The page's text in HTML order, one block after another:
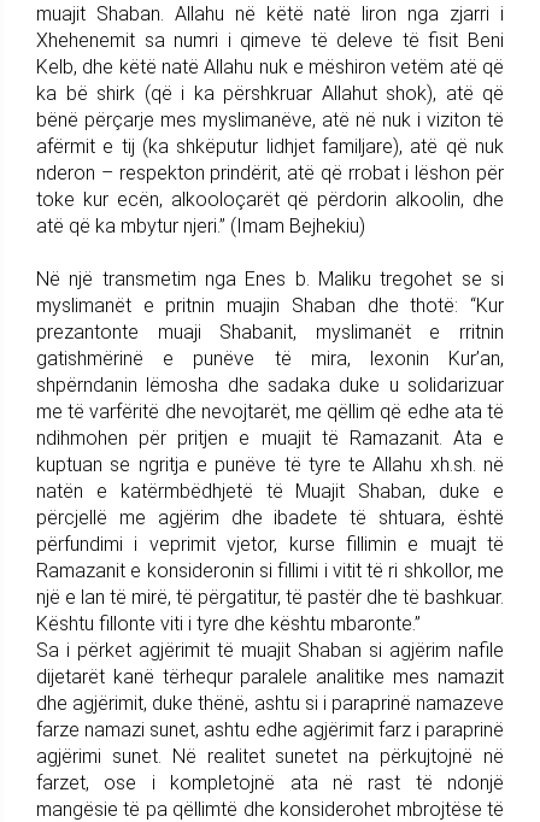
muajit Shaban. Allahu në këtë natë liron nga zjarri i
Xhehenemit sa numri i qimeve të deleve të fisit Beni
Kelb, dhe këtë natë Allahu nuk e mëshiron vetëm atë që
ka bë shirk (që i ka përshkruar Allahut shok), atë që
bënë përçarje mes myslimanëve, atë në nuk i viziton të
afërmit e tij (ka shkëputur lidhjet familjare), atë që nuk
nderon – respekton prindërit, atë që rrobat i lëshon për
toke kur ecën, alkooloçarët që përdorin alkoolin, dhe
atë që ka mbytur njeri.” (Imam Bejhekiu)
Në një transmetim nga Enes b. Maliku tregohet se si
myslimanët e pritnin muajin Shaban dhe thotë: “Kur
prezantonte muaji Shabanit, myslimanët e rritnin
gatishmërinë e punëve të mira, lexonin Kur’an,
shpërndanin lëmosha dhe sadaka duke u solidarizuar
me të varfëritë dhe nevojtarët, me qëllim që edhe ata të
ndihmohen për pritjen e muajit të Ramazanit. Ata e
kuptuan se ngritja e punëve të tyre te Allahu xh.sh. në
natën e katërmbëdhjetë të Muajit Shaban, duke e
përcjellë me agjërim dhe ibadete të shtuara, është
përfundimi i veprimit vjetor, kurse fillimin e muajt të
Ramazanit e konsideronin si fillimi i vitit të ri shkollor, me
një e lan të mirë, të përgatitur, të pastër dhe të bashkuar.
Kështu fillonte viti i tyre dhe kështu mbaronte.”
Sa i përket agjërimit të muajit Shaban si agjërim nafile
dijetarët kanë tërhequr paralele analitike mes namazit
dhe agjërimit, duke thënë, ashtu si i paraprinë namazeve
farze namazi sunet, ashtu edhe agjërimit farz i paraprinë
agjërimi sunet. Në realitet sunetet na përkujtojnë në
farzet, ose i kompletojnë ata në rast të ndonjë
mangësie të pa qëllimtë dhe konsiderohet mbrojtëse të